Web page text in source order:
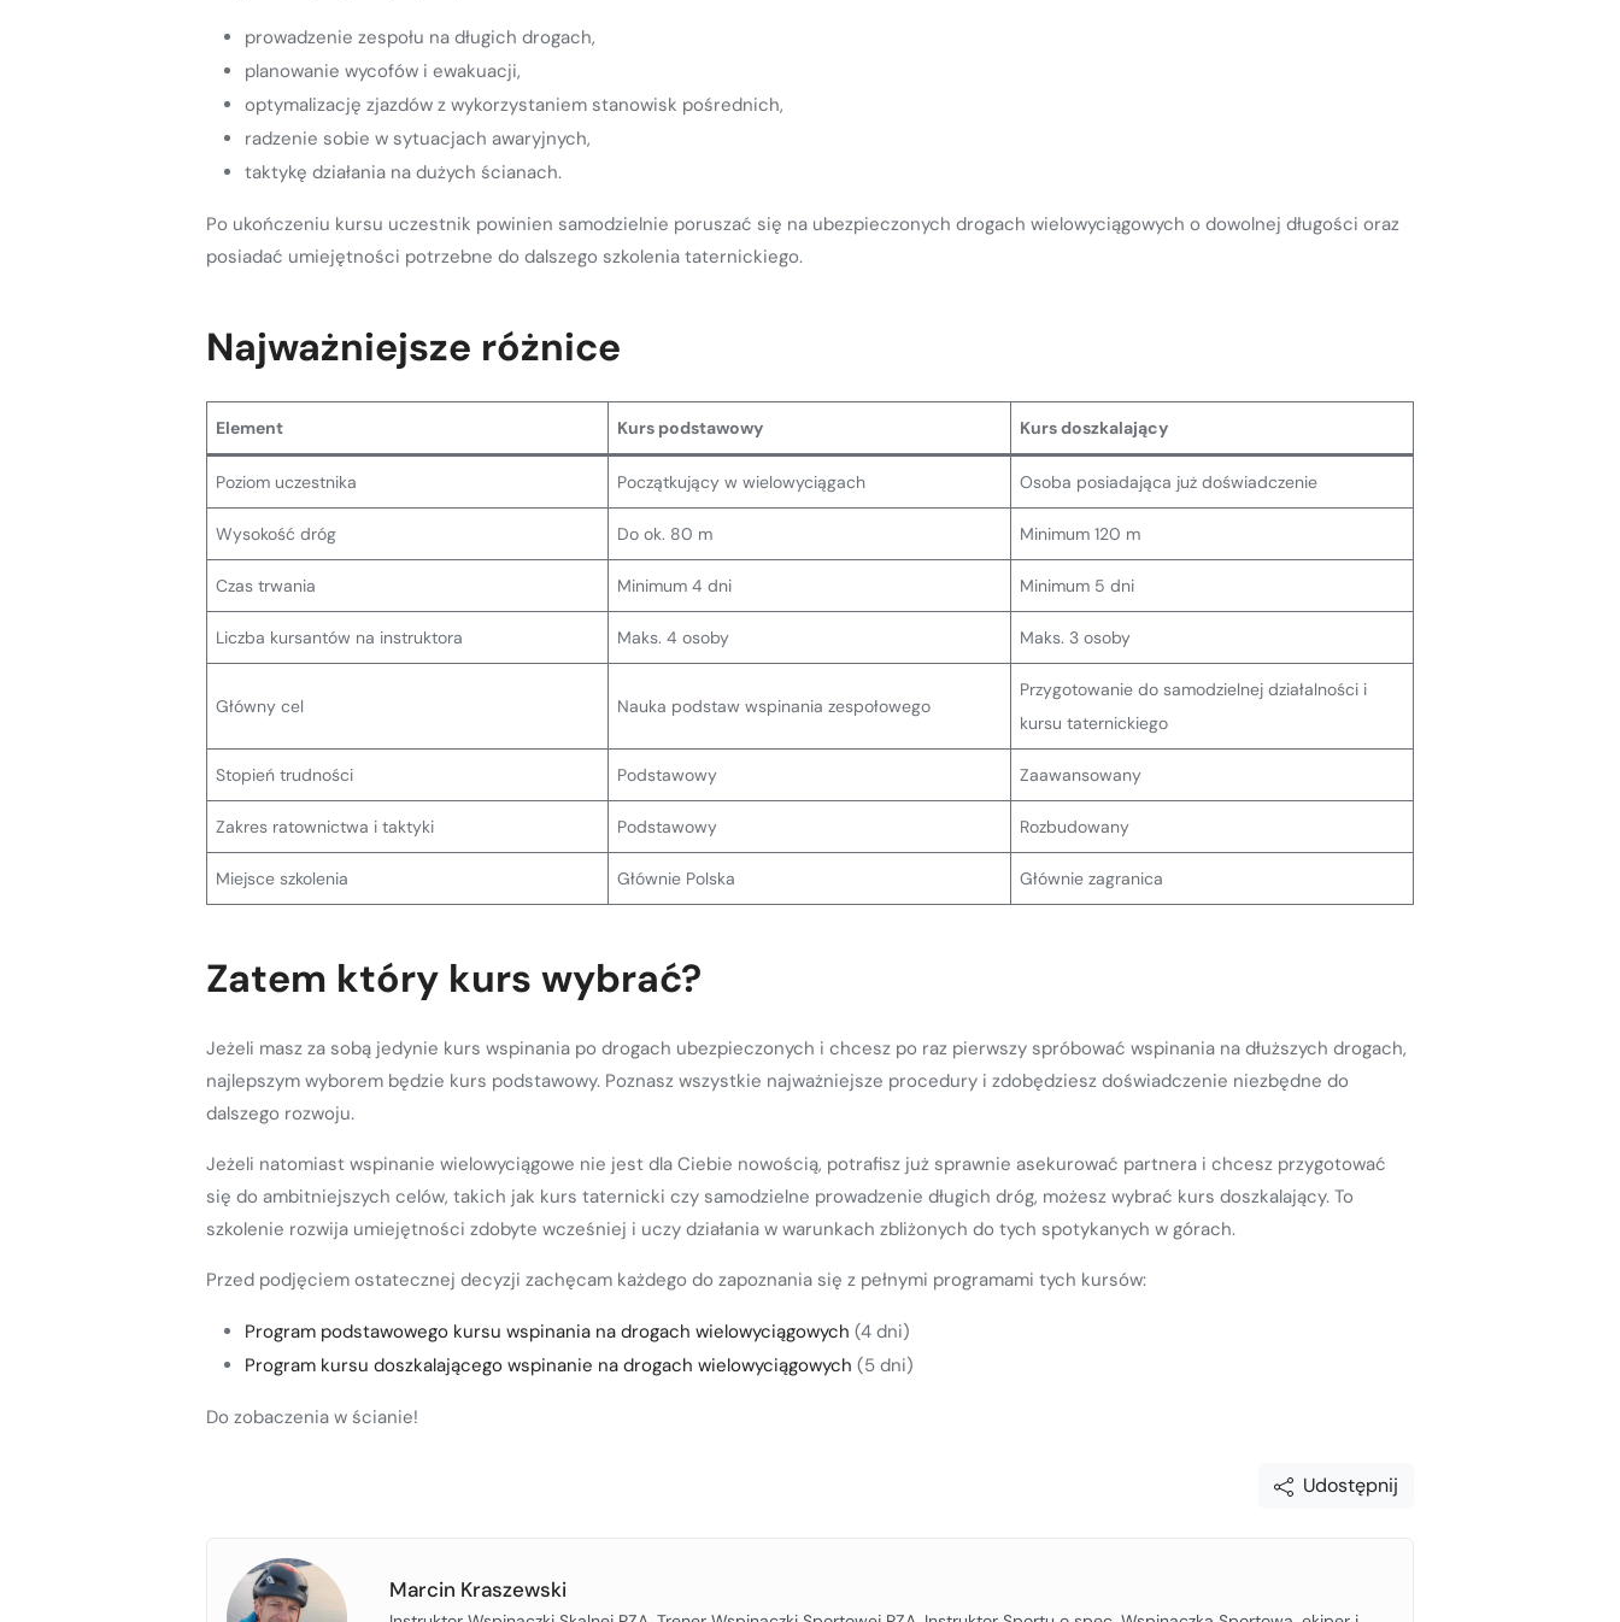
prowadzenie zespołu na długich drogach,
planowanie wycofów i ewakuacji,
optymalizację zjazdów z wykorzystaniem stanowisk pośrednich,
radzenie sobie w sytuacjach awaryjnych,
taktykę działania na dużych ścianach.
Po ukończeniu kursu uczestnik powinien samodzielnie poruszać się na ubezpieczonych drogach wielowyciągowych o dowolnej długości oraz
posiadać umiejętności potrzebne do dalszego szkolenia taternickiego.
Najważniejsze różnice
Element Kurs podstawowy Kurs doszkalający
Poziom uczestnika Początkujący w wielowyciągach Osoba posiadająca już doświadczenie
Wysokość dróg Do ok. 80 m Minimum 120 m
Czas trwania Minimum 4 dni Minimum 5 dni
Liczba kursantów na instruktora Maks. 4 osoby Maks. 3 osoby
Główny cel Nauka podstaw wspinania zespołowego
Przygotowanie do samodzielnej działalności i
kursu taternickiego
Stopień trudności Podstawowy Zaawansowany
Zakres ratownictwa i taktyki Podstawowy Rozbudowany
Miejsce szkolenia Głównie Polska Głównie zagranica
Zatem który kurs wybrać?
Jeżeli masz za sobą jedynie kurs wspinania po drogach ubezpieczonych i chcesz po raz pierwszy spróbować wspinania na dłuższych drogach,
najlepszym wyborem będzie kurs podstawowy. Poznasz wszystkie najważniejsze procedury i zdobędziesz doświadczenie niezbędne do
dalszego rozwoju.
Jeżeli natomiast wspinanie wielowyciągowe nie jest dla Ciebie nowością, potrafisz już sprawnie asekurować partnera i chcesz przygotować
się do ambitniejszych celów, takich jak kurs taternicki czy samodzielne prowadzenie długich dróg, możesz wybrać kurs doszkalający. To
szkolenie rozwija umiejętności zdobyte wcześniej i uczy działania w warunkach zbliżonych do tych spotykanych w górach.
Przed podjęciem ostatecznej decyzji zachęcam każdego do zapoznania się z pełnymi programami tych kursów:
Program podstawowego kursu wspinania na drogach wielowyciągowych (4 dni)
Program kursu doszkalającego wspinanie na drogach wielowyciągowych (5 dni)
Do zobaczenia w ścianie!
Udostępnij
Marcin Kraszewski